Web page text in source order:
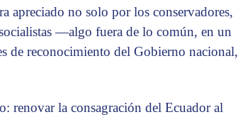
apreciado no solo por los conservadores,
—algo fuera de lo común, en un
de reconocimiento del Gobierno nacional,
renovar la consagración del Ecuador al